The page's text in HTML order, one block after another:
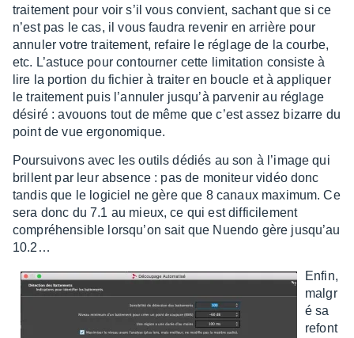
trai­te­ment pour voir s’il vous convient, sachant que si ce
n’est pas le cas, il vous faudra reve­nir en arrière pour
annu­ler votre trai­te­ment, refaire le réglage de la courbe,
etc. L’as­tuce pour contour­ner cette limi­ta­tion consiste à
lire la portion du fichier à trai­ter en boucle et à appliquer
le trai­te­ment puis l’an­nu­ler jusqu’à parve­nir au réglage
désiré : avouons tout de même que c’est assez bizarre du
point de vue ergo­no­mique.
Pour­sui­vons avec les outils dédiés au son à l’image qui
brillent par leur absence : pas de moni­teur vidéo donc
tandis que le logi­ciel ne gère que 8 canaux maxi­mum. Ce
sera donc du 7.1 au mieux, ce qui est diffi­ci­le­ment
compré­hen­sible lorsqu’on sait que Nuendo gère jusqu’au
10.2…
Enfin,
malgr
é sa
refont